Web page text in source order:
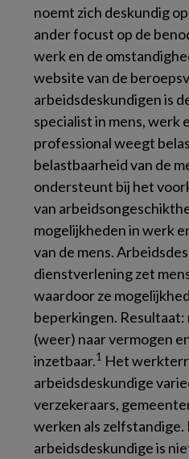
noemt zich deskundig
ander focust op de
werk en de
website van de
arbeidsdeskundigen is
specialist in mens, werk
professional weegt
belastbaarheid van de
ondersteunt bij het
van
mogelijkheden in werk
van de mens.
dienstverlening zet
waardoor ze
beperkingen. Resultaat:
(weer) naar vermogen
inzetbaar.1 Het
arbeidsdeskundige
verzekeraars,
werken als zelfstandige.
arbeidsdeskundige is